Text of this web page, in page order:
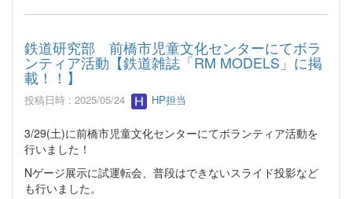
鉄道研究部 前橋市児童文化センターにてボラ
ンティア活動【鉄道雑誌「RM MODELS」に掲
載！！】
投稿日時 : 2025/05/24 HP担当
3/29(土)に前橋市児童文化センターにてボランティア活動を
行いました！
Nゲージ展示に試運転会、普段はできないスライド投影など
も行いました。